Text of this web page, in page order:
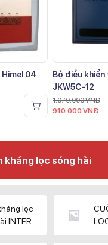
04
Bộ điều khiển
JKW5C-12
1.070.000VNĐ
910.000 VNĐ
kháng lọc sóng hài
lọc
INTER